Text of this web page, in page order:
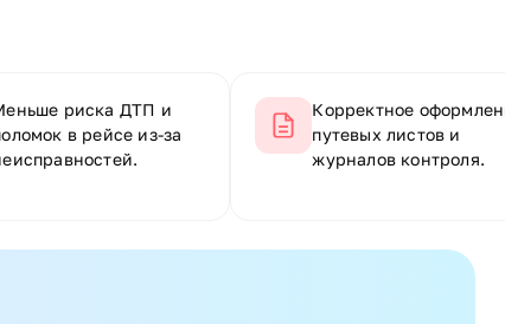
риска ДТП и
в рейсе из-за
Корректное
путевых листов и
журналов контроля.